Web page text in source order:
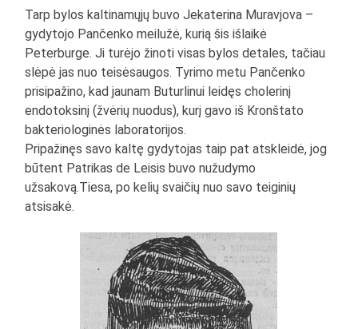
Tarp bylos kaltinamųjų buvo Jekaterina Muravjova –
gydytojo Pančenko meilužė, kurią šis išlaikė
Peterburge. Ji turėjo žinoti visas bylos detales, tačiau
slėpė jas nuo teisėsaugos. Tyrimo metu Pančenko
prisipažino, kad jaunam Buturlinui leidęs cholerinį
endotoksinį (žvėrių nuodus), kurį gavo iš Kronštato
bakteriologinės laboratorijos.
Pripažinęs savo kaltę gydytojas taip pat atskleidė, jog
būtent Patrikas de Leisis buvo nužudymo
užsakovą.Tiesa, po kelių svaičių nuo savo teiginių
atsisakė.